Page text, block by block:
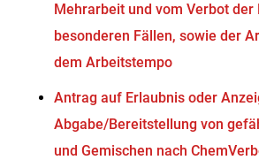
Mehrarbeit und vom Verbot der
besonderen Fällen, sowie der
dem Arbeitstempo
Antrag auf Erlaubnis oder
Abgabe/Bereitstellung von
und Gemischen nach